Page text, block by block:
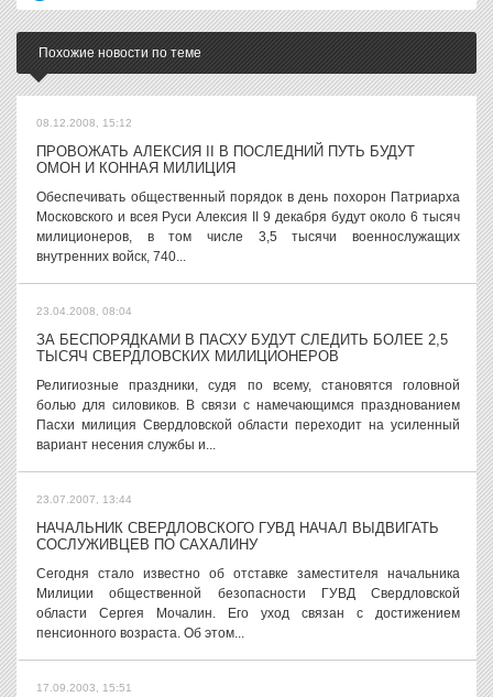
Похожие новости по теме
08.12.2008, 15:12
ПРОВОЖАТЬ АЛЕКСИЯ II В ПОСЛЕДНИЙ ПУТЬ БУДУТ
ОМОН И КОННАЯ МИЛИЦИЯ
Обеспечивать общественный порядок в день похорон Патриарха
Московского и всея Руси Алексия II 9 декабря будут около 6 тысяч
милиционеров, в том числе 3,5 тысячи военнослужащих
внутренних войск, 740...
23.04.2008, 08:04
ЗА БЕСПОРЯДКАМИ В ПАСХУ БУДУТ СЛЕДИТЬ БОЛЕЕ 2,5
ТЫСЯЧ СВЕРДЛОВСКИХ МИЛИЦИОНЕРОВ
Религиозные праздники, судя по всему, становятся головной
болью для силовиков. В связи с намечающимся празднованием
Пасхи милиция Свердловской области переходит на усиленный
вариант несения службы и...
23.07.2007, 13:44
НАЧАЛЬНИК СВЕРДЛОВСКОГО ГУВД НАЧАЛ ВЫДВИГАТЬ
СОСЛУЖИВЦЕВ ПО САХАЛИНУ
Сегодня стало известно об отставке заместителя начальника
Милиции общественной безопасности ГУВД Свердловской
области Сергея Мочалин. Его уход связан с достижением
пенсионного возраста. Об этом...
17.09.2003, 15:51